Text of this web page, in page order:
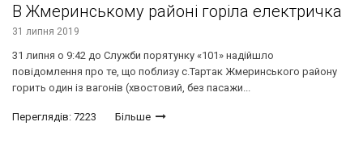
В Жмеринському районі горіла електричка
31 липня 2019
31 липня о 9:42 до Служби порятунку «101» надійшло
повідомлення про те, що поблизу с.Тартак Жмеринського району
горить один із вагонів (хвостовий, без пасажи...
Переглядів: 7223 Більше